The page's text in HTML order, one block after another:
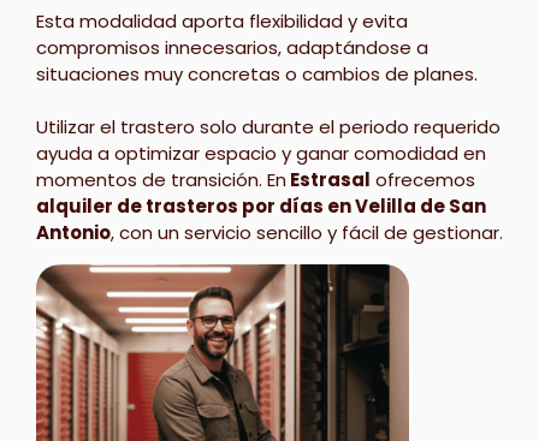
Esta modalidad aporta flexibilidad y evita
compromisos innecesarios, adaptándose a
situaciones muy concretas o cambios de planes.
Utilizar el trastero solo durante el periodo requerido
ayuda a optimizar espacio y ganar comodidad en
momentos de transición. EnEstrasal ofrecemos
alquiler de trasteros por días en Velilla de San
Antonio, con un servicio sencillo y fácil de gestionar.